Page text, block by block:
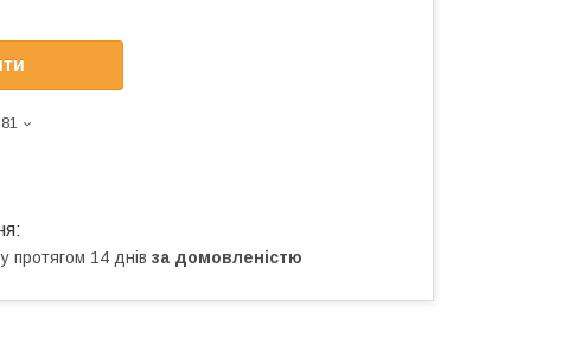
протягом 14 днів за домовленістю